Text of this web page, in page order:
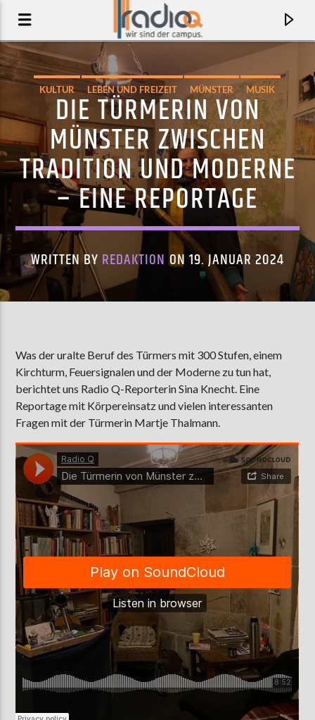
AKTUELLER TRACK
BREADANDBUTTER
EL PERRO DEL MAR
AKTUELLE SENDUNG
MOEBIUS
12:00 18:00
ZU HÖREN INMünster90,9 MHzSteinfurt103,9 MHz
KULTUR LEBEN UND FREIZEIT MÜNSTER MUSIK
WISSEN
DIE TÜRMERIN VON
MÜNSTER ZWISCHEN
TRADITION UND MODERNE
– EINE REPORTAGE
WRITTEN BY REDAKTION ON 19. JANUAR 2024
Was der uralte Beruf des Türmers mit 300 Stufen, einem
Kirchturm, Feuersignalen und der Moderne zu tun hat,
berichtet uns Radio Q-Reporterin Sina Knecht. Eine
Reportage mit Körpereinsatz und vielen interessanten
Fragen mit der Türmerin Martje Thalmann.